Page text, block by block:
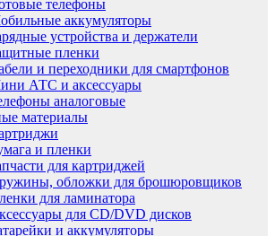
телефоны
аккумуляторы
устройства и держатели
пленки
и переходники для смартфонов
АТС и аксессуары
аналоговые
материалы
и пленки
для картриджей
обложки для брошюровщиков
для ламинатора
для CD/DVD дисков
и аккумуляторы